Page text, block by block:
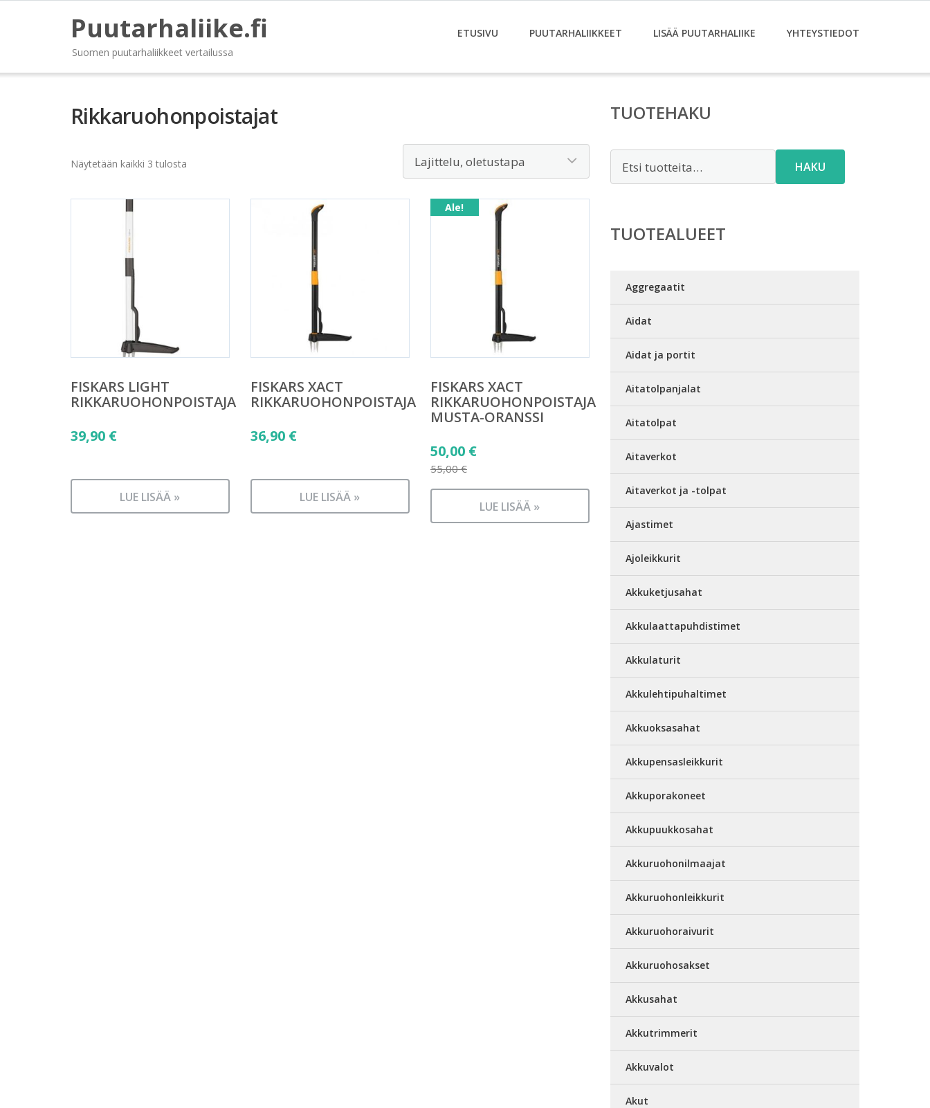
Puutarhaliike.fi
Suomen puutarhaliikkeet vertailussa
ETUSIVU PUUTARHALIIKKEET LISÄÄ PUUTARHALIIKE YHTEYSTIEDOT
Rikkaruohonpoistajat
Näytetään kaikki 3 tulosta
FISKARS LIGHT
RIKKARUOHONPOISTAJA
39,90 €
LUE LISÄÄ »
FISKARS XACT
RIKKARUOHONPOISTAJA
36,90 €
LUE LISÄÄ »
Ale!
FISKARS XACT
RIKKARUOHONPOISTAJA
MUSTA-ORANSSI
55,00€
Alkuperäinen
hinta
oli:
50,00 €
Nykyinen
on:
LUE LISÄÄ »
TUOTEHAKU
HAKU
TUOTEALUEET
Aggregaatit
Aidat
Aidat ja portit
Aitatolpanjalat
Aitatolpat
Aitaverkot
Aitaverkot ja -tolpat
Ajastimet
Ajoleikkurit
Akkuketjusahat
Akkulaattapuhdistimet
Akkulaturit
Akkulehtipuhaltimet
Akkuoksasahat
Akkupensasleikkurit
Akkuporakoneet
Akkupuukkosahat
Akkuruohonilmaajat
Akkuruohonleikkurit
Akkuruohoraivurit
Akkuruohosakset
Akkusahat
Akkutrimmerit
Akkuvalot
Akut